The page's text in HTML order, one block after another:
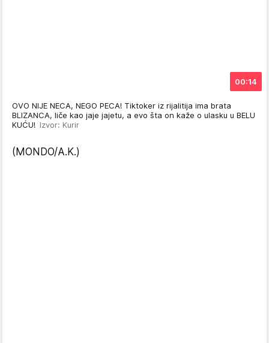
00:14
OVO NIJE NECA, NEGO PECA! Tiktoker iz rijalitija ima brata
BLIZANCA, liče kao jaje jajetu, a evo šta on kaže o ulasku u BELU
KUĆU! Izvor: Kurir
(MONDO/A.K.)